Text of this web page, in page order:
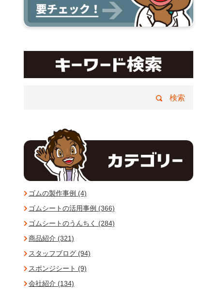
ゴムの製作事例 (4)
ゴムシートの活用事例 (366)
ゴムシートのうんちく (284)
商品紹介 (321)
スタッフブログ (94)
スポンジシート (9)
会社紹介 (134)